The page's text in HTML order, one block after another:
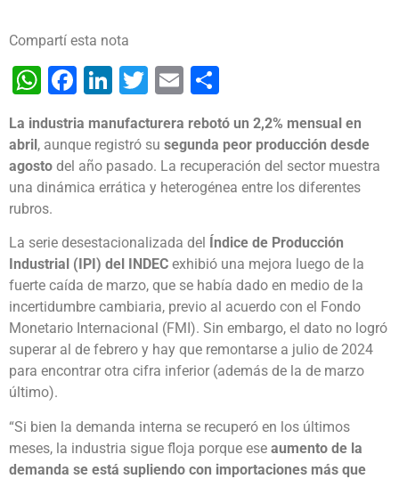
Compartí esta nota
WhatsApp
Facebook
LinkedIn
Twitter
Email
La industria manufacturera rebotó un 2,2% mensual en
abril, aunque registró su segunda peor producción desde
agosto del año pasado. La recuperación del sector muestra
una dinámica errática y heterogénea entre los diferentes
rubros.
La serie desestacionalizada del
Índice de Producción
Industrial (IPI) del INDEC exhibió una mejora luego de la
fuerte caída de marzo, que se había dado en medio de la
incertidumbre cambiaria, previo al acuerdo con el Fondo
Monetario Internacional (FMI). Sin embargo, el dato no logró
superar al de febrero y hay que remontarse a julio de 2024
para encontrar otra cifra inferior (además de la de marzo
último).
“Si bien la demanda interna se recuperó en los últimos
meses, la industria sigue floja porque ese aumento de la
demanda se está supliendo con importaciones más que